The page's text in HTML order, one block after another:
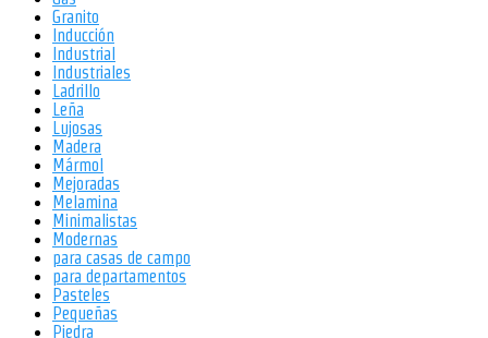
Granito
Inducción
Industrial
Industriales
Ladrillo
Leña
Lujosas
Madera
Mármol
Mejoradas
Melamina
Minimalistas
Modernas
para casas de campo
para departamentos
Pasteles
Pequeñas
Piedra